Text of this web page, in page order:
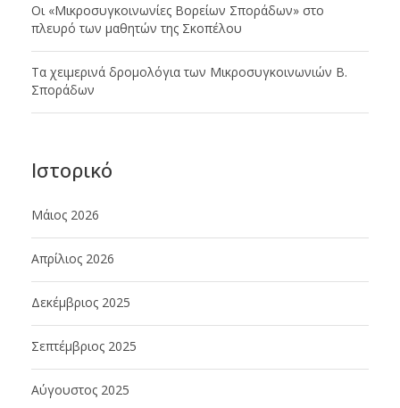
Οι «Μικροσυγκοινωνίες Βορείων Σποράδων» στο
πλευρό των μαθητών της Σκοπέλου
Tα χειμερινά δρομολόγια των Μικροσυγκοινωνιών Β.
Σποράδων
Ιστορικό
Μάιος 2026
Απρίλιος 2026
Δεκέμβριος 2025
Σεπτέμβριος 2025
Αύγουστος 2025